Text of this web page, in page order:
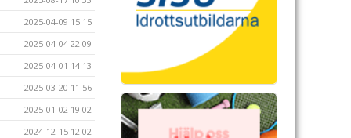
2025-04-09 15:15
2025-04-04 22:09
2025-04-01 14:13
2025-03-20 11:56
2025-01-02 19:02
2024-12-15 12:02